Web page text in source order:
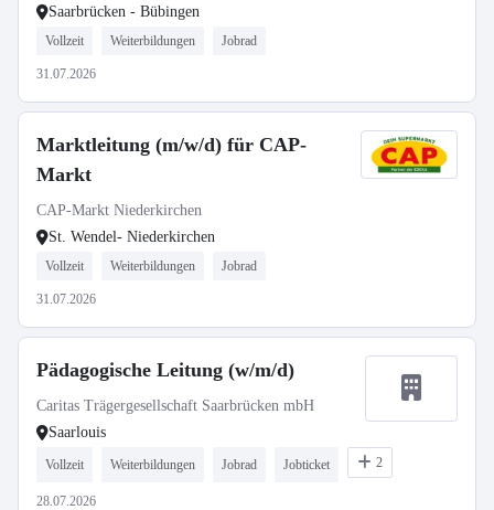
Saarbrücken - Bübingen
Vollzeit Weiterbildungen Jobrad
31.07.2026
Marktleitung (m/w/d) für CAP-
Markt
CAP-Markt Niederkirchen
St. Wendel- Niederkirchen
Vollzeit Weiterbildungen Jobrad
31.07.2026
Pädagogische Leitung (w/m/d)
Caritas Trägergesellschaft Saarbrücken mbH
Saarlouis
Vollzeit Weiterbildungen Jobrad Jobticket 2
28.07.2026